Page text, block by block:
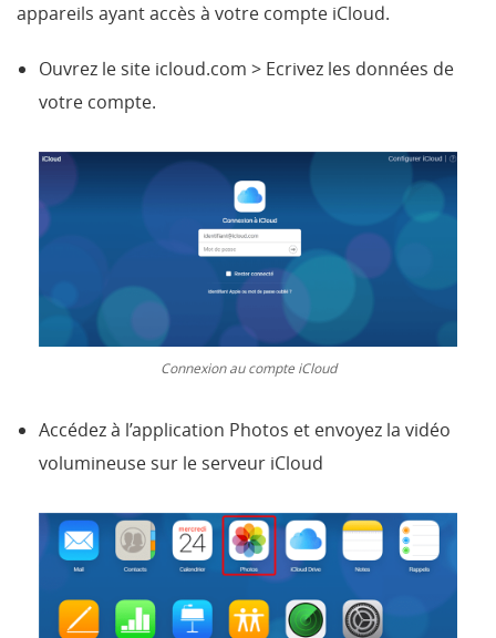
appareils ayant accès à votre compte iCloud.
Ouvrez le site icloud.com > Ecrivez les données de
votre compte.
Connexion au compte iCloud
Accédez à l’application Photos et envoyez la vidéo
volumineuse sur le serveur iCloud